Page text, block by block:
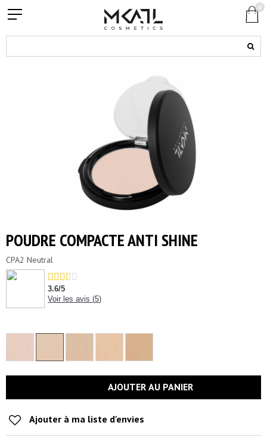
POUDRE COMPACTE ANTI SHINE
CPA2 Neutral
3.6/5
Voir les avis (5)
AJOUTER AU PANIER
Ajouter à ma liste d'envies
0